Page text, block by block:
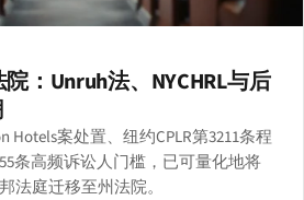
：Unruh法、NYCHRL与后
Hotels案处置、纽约CPLR第3211条程
条高频诉讼人门槛，已可量化地将
法庭迁移至州法院。